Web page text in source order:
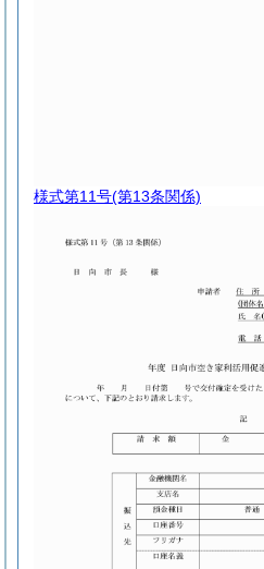
様式第11号(第13条関係)